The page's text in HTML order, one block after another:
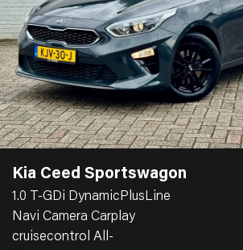
Kia Ceed Sportswagon
1.0 T-GDi DynamicPlusLine
Navi Camera Carplay
cruisecontrol All-